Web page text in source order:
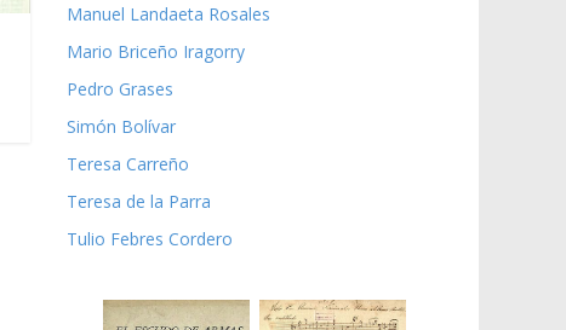
Manuel Landaeta Rosales
Mario Briceño Iragorry
Pedro Grases
Simón Bolívar
Teresa Carreño
Teresa de la Parra
Tulio Febres Cordero